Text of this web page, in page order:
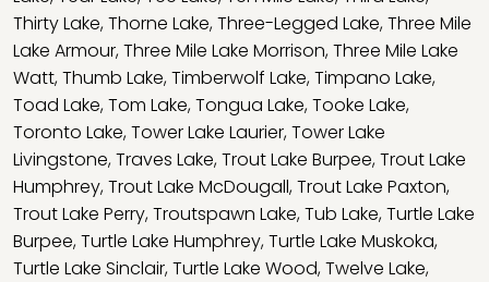
Thirty Lake,Thorne Lake,Three-Legged Lake,Three Mile
Lake Armour,Three Mile Lake Morrison,Three Mile Lake
Watt,Thumb Lake,Timberwolf Lake,Timpano Lake,
Toad Lake,Tom Lake,Tongua Lake,Tooke Lake,
Toronto Lake,Tower Lake Laurier,Tower Lake
Livingstone,Traves Lake,Trout Lake Burpee,Trout Lake
Humphrey,Trout Lake McDougall,Trout Lake Paxton,
Trout Lake Perry,Troutspawn Lake,Tub Lake,Turtle Lake
Burpee,Turtle Lake Humphrey,Turtle Lake Muskoka,
Turtle Lake Sinclair,Turtle Lake Wood,Twelve Lake,